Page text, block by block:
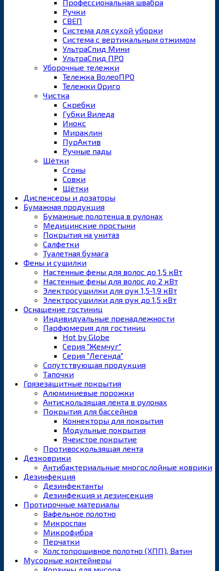
Профессиональная швабра
Ручки
СВЕП
Система для сухой уборки
Система с вертикальным отжимом
УльтраСпид Мини
УльтраСпид ПРО
Уборочные тележки
Тележка ВолеоПРО
Тележки Ориго
Чистка
Скребки
Губки Виледа
Инокс
Мираклин
ПурАктив
Ручные пады
Щётки
Сгоны
Совки
Щётки
Диспенсеры и дозаторы
Бумажная продукция
Бумажные полотенца в рулонах
Медицинские простыни
Покрытия на унитаз
Салфетки
Туалетная бумага
Фены и сушилки
Настенные фены для волос до 1,5 кВт
Настенные фены для волос до 2 кВт
Электросушилки для рук 1,5-1,9 кВт
Электросушилки для рук до 1,5 кВт
Оснащение гостиниц
Индивидуальные пренадлежности
Парфюмерия для гостиниц
Hot by Globe
Серия "Жемчуг"
Серия "Легенда"
Сопутствующая продукция
Тапочки
Грязезащитные покрытия
Алюминиевые порожки
Антискользящая лента в рулонах
Покрытия для бассейнов
Коннекторы для покрытия
Модульные покрытия
Ячеистое покрытие
Противоскользящая лента
Дезковрики
Антибактериальные многослойные коврики
Дезинфекция
Дезинфектанты
Дезинфекция и дезинсекция
Протирочные материалы
Вафельное полотно
Микроспан
Микрофибра
Перчатки
Холстопрошивное полотно (ХПП), Ватин
Мусорные контейнеры